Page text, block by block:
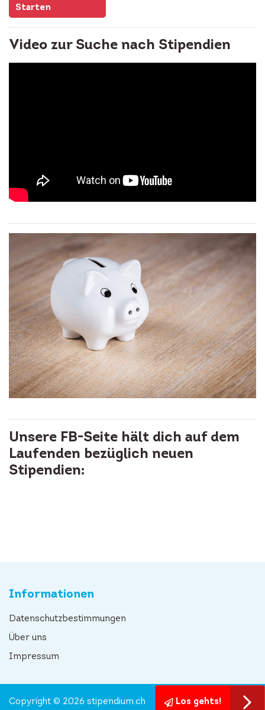
Starten
Video zur Suche nach Stipendien
Unsere FB-Seite hält dich auf dem
Laufenden bezüglich neuen
Stipendien:
Informationen
Datenschutzbestimmungen
Über uns
Impressum
Los gehts!
Copyright © 2026 stipendium.ch